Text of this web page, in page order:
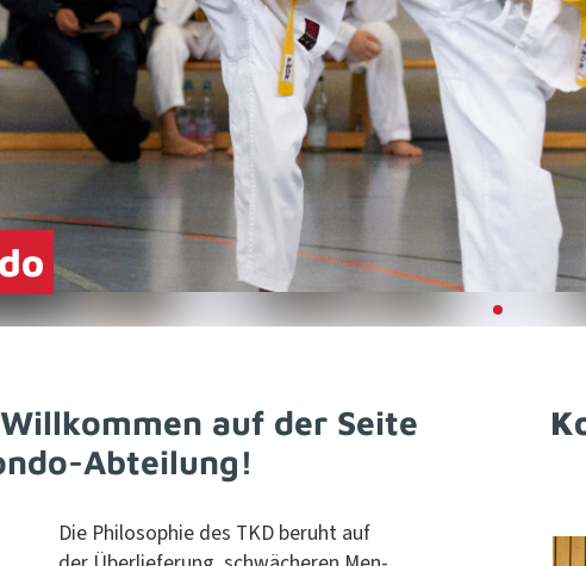
auf der Seite
Abteilung!
Die Philoso­phie des TKD beruht auf